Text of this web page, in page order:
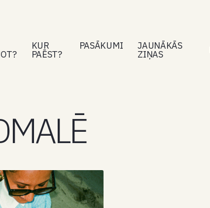
KUR
PAĒST?
PASĀKUMI JAUNĀKĀS
ZIŅAS